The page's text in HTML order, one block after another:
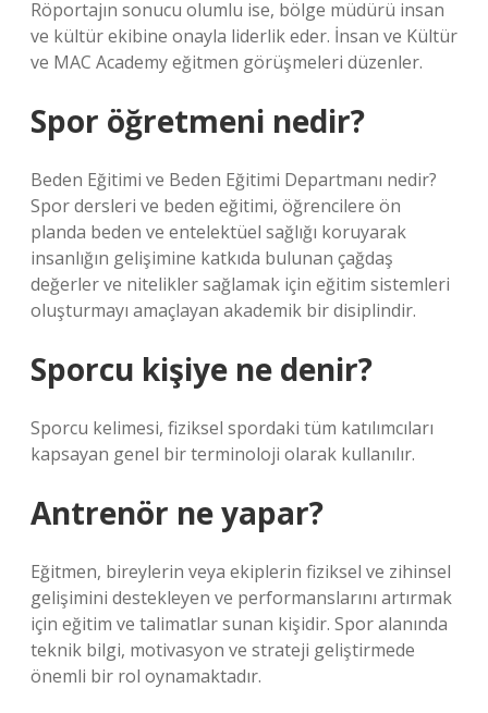
Röportajın sonucu olumlu ise, bölge müdürü insan
ve kültür ekibine onayla liderlik eder. İnsan ve Kültür
ve MAC Academy eğitmen görüşmeleri düzenler.
Spor öğretmeni nedir?
Beden Eğitimi ve Beden Eğitimi Departmanı nedir?
Spor dersleri ve beden eğitimi, öğrencilere ön
planda beden ve entelektüel sağlığı koruyarak
insanlığın gelişimine katkıda bulunan çağdaş
değerler ve nitelikler sağlamak için eğitim sistemleri
oluşturmayı amaçlayan akademik bir disiplindir.
Sporcu kişiye ne denir?
Sporcu kelimesi, fiziksel spordaki tüm katılımcıları
kapsayan genel bir terminoloji olarak kullanılır.
Antrenör ne yapar?
Eğitmen, bireylerin veya ekiplerin fiziksel ve zihinsel
gelişimini destekleyen ve performanslarını artırmak
için eğitim ve talimatlar sunan kişidir. Spor alanında
teknik bilgi, motivasyon ve strateji geliştirmede
önemli bir rol oynamaktadır.